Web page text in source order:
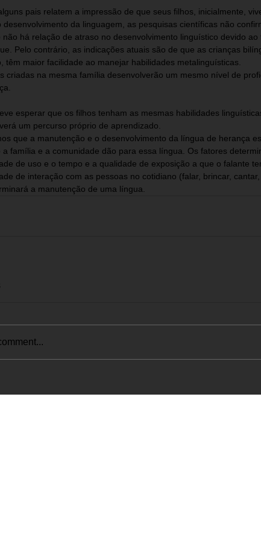
pais relatem a impressão de que seus filhos, inicialmente,
desenvolvimento da linguagem, as pesquisas científicas não
não há relação de atraso no desenvolvimento linguístico devido ao
Pelo contrário, as indicações atuais são de que as crianças
têm maior facilidade ao manejar habilidades metalinguísticas.
criadas na mesma família desenvolverão um mesmo nível de
esperar que os filhos tenham as mesmas habilidades
um percurso próprio de aprendizado.
que a manutenção e o desenvolvimento da língua de herança
a família e a comunidade dão para essa língua. Os fatores
de uso e o tempo e a qualidade de exposição a que o falante
de interação com as pessoas no cotidiano (falar, brincar,
a manutenção de uma língua.